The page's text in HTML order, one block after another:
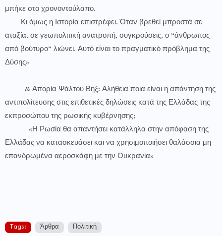
μπήκε στο χρονοντούλαπο.
Κι όμως η Ιστορία επιστρέφει. Όταν βρεθεί μπροστά σε
αταξία, σε γεωπολιτική ανατροπή, συγκρούσεις, ο “άνθρωπος
από βούτυρο” λιώνει. Αυτό είναι το πραγματικό πρόβλημα της
Δύσης»
& Απορία Ψάλτου Βηξ: Αλήθεια ποια είναι η απάντηση της
αντιπολίτευσης στις επιθετικές δηλώσεις κατά της Ελλάδας της
εκπροσώπου της ρωσικής κυβέρνησης;
«Η Ρωσία θα απαντήσει κατάλληλα στην απόφαση της
Ελλάδας να κατασκευάσει και να χρησιμοποιήσει θαλάσσια μη
επανδρωμένα αεροσκάφη με την Ουκρανία»
Tags: Άρθρα Πολιτική